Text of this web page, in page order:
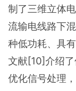
制了三维立体
流输电线路下
种低功耗、具
文献[10]介绍
优化信号处理